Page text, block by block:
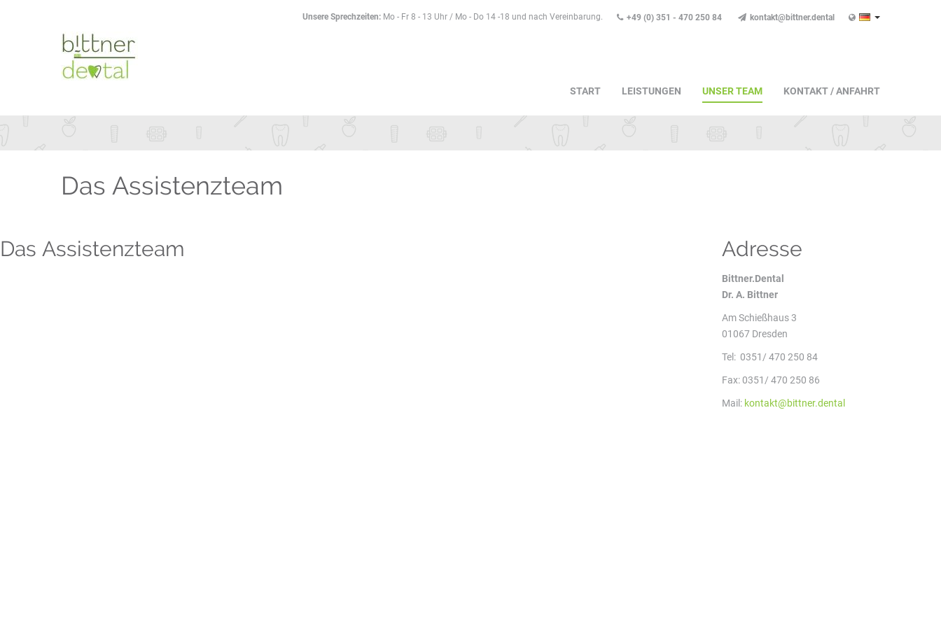
Unsere Sprechzeiten: Mo - Fr 8 - 13 Uhr / Mo - Do 14 -18 und nach Vereinbarung. +49 (0) 351 - 470 250 84 kontakt@bittner.dental
START LEISTUNGEN UNSER TEAM KONTAKT / ANFAHRT
Das Assistenzteam
Das Assistenzteam Adresse
Bittner.Dental
Dr. A. Bittner
Am Schießhaus 3
01067 Dresden
Tel: 0351/ 470 250 84
Fax: 0351/ 470 250 86
Mail: kontakt@bittner.dental